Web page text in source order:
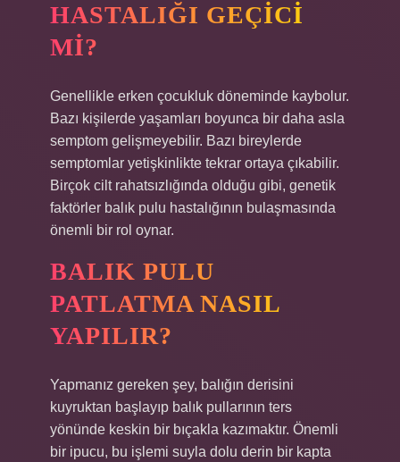
HASTALIĞI GEÇICI
MI?
Genellikle erken çocukluk döneminde kaybolur.
Bazı kişilerde yaşamları boyunca bir daha asla
semptom gelişmeyebilir. Bazı bireylerde
semptomlar yetişkinlikte tekrar ortaya çıkabilir.
Birçok cilt rahatsızlığında olduğu gibi, genetik
faktörler balık pulu hastalığının bulaşmasında
önemli bir rol oynar.
BALIK PULU
PATLATMA NASIL
YAPILIR?
Yapmanız gereken şey, balığın derisini
kuyruktan başlayıp balık pullarının ters
yönünde keskin bir bıçakla kazımaktır. Önemli
bir ipucu, bu işlemi suyla dolu derin bir kapta